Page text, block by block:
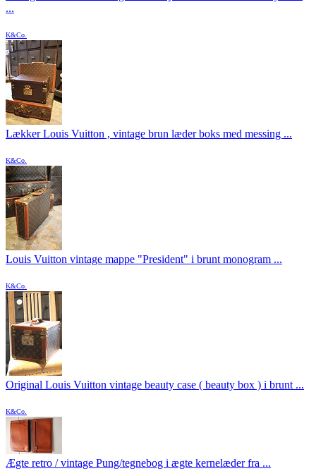
...
K&Co.
Lækker Louis Vuitton , vintage brun læder boks med messing ...
K&Co.
Louis Vuitton vintage mappe "President" i brunt monogram ...
K&Co.
Original Louis Vuitton vintage beauty case ( beauty box ) i brunt ...
K&Co.
Ægte retro / vintage Pung/tegnebog i ægte kernelæder fra ...